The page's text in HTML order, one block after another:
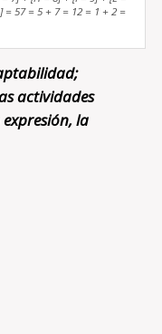
= 57 = 5 + 7 = 12 = 1 + 2 =
actividades
la